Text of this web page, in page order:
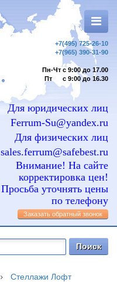
+7(495) 725-26-10
+7(965) 390-31-90
Пн-Чт с 9:00 до 17.00
Пт с 9:00 до 16.30
Для юридических лиц
Ferrum-Su@yandex.ru
Для физических лиц
sales.ferrum@safebest.ru
Внимание! На сайте
корректировка цен!
Просьба уточнять цены
по телефону
Заказать обратный звонок
Стеллажи Лофт